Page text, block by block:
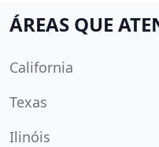
ÁREAS QUE
California
Texas
Ilinóis